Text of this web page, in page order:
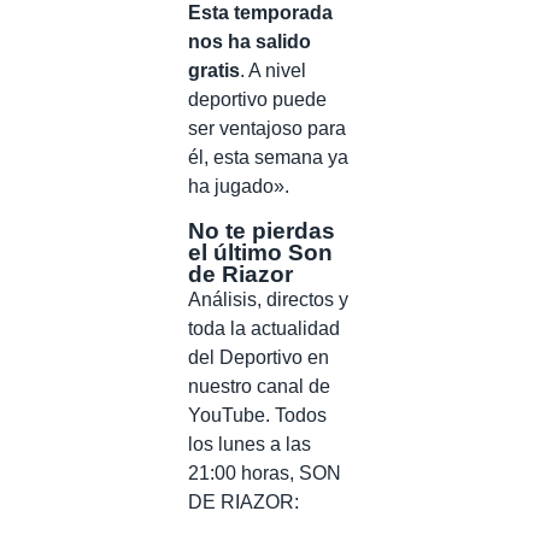
Esta temporada
nos ha salido
gratis. A nivel
deportivo puede
ser ventajoso para
él, esta semana ya
ha jugado».
No te pierdas
el último Son
de Riazor
Análisis, directos y
toda la actualidad
del Deportivo en
nuestro canal de
YouTube. Todos
los lunes a las
21:00 horas, SON
DE RIAZOR: